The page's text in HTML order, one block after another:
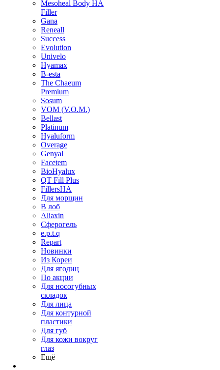
Mesoheal Body HA
Filler
Gana
Reneall
Success
Evolution
Univelo
Hyamax
B-esta
The Chaeum
Premium
Sosum
VOM (V.O.M.)
Bellast
Platinum
Hyaluform
Overage
Genyal
Facetem
BioHyalux
QT Fill Plus
FillersHA
Для морщин
В лоб
Aliaxin
Сферогель
e.p.t.q
Repart
Новинки
Из Кореи
Для ягодиц
По акции
Для носогубных
складок
Для лица
Для контурной
пластики
Для губ
Для кожи вокруг
глаз
Ещё